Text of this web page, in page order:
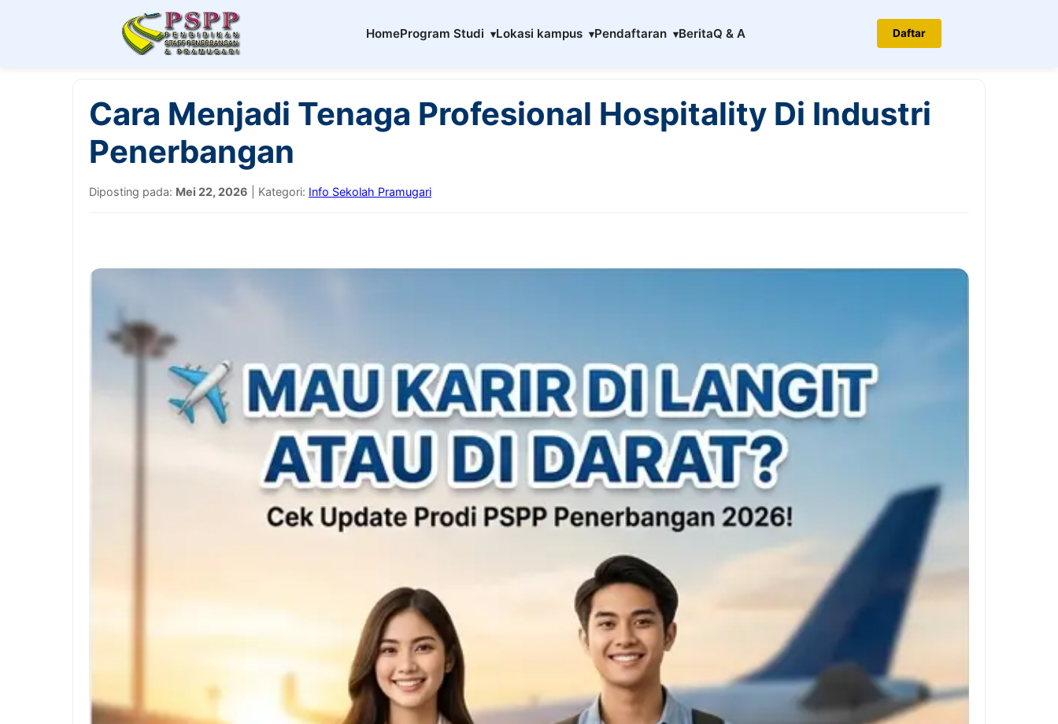
HomeProgram Studi Lokasi kampus Pendaftaran BeritaQ & A Daftar
Cara Menjadi Tenaga Profesional Hospitality Di Industri
Penerbangan
Diposting pada: Mei 22, 2026 | Kategori: Info Sekolah Pramugari